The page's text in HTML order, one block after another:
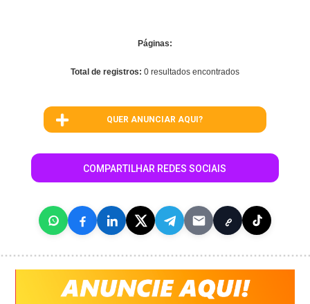
Páginas:
Total de registros: 0 resultados encontrados
QUER ANUNCIAR AQUI?
COMPARTILHAR REDES SOCIAIS